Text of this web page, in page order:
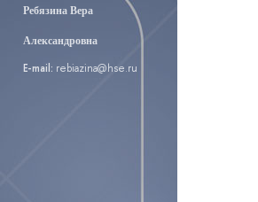
Ребязина Вера
Александровна
E-mail: rebiazina@hse.ru